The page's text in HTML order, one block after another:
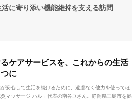
活に寄り添い機能維持を支える訪問
ケアサービスを、これからの生活
に
安心して生活を続けるために、遠慮なく他力を使ってほ
マッサージ ハル」代表の南谷亘さん。静岡県三島市を拠